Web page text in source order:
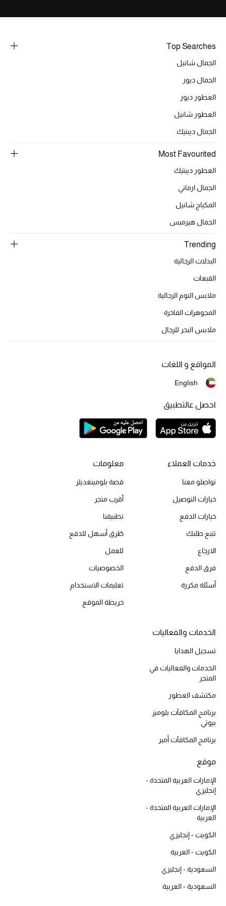
هدايا للجميع
حصريات
الجمال
مستلزمات المنزل
تعكس توتيمي فن الأناقة السهلة بقطع أساسية راقية
مصممة لتدوم وتتجاوز صيحات الموسم
Top Searches
الجمال شانيل
الجمال ديور
العطور ديور
العطور شانيل
الجمال ديبتيك
Most Favourited
العطور ديبتيك
الجمال ارماني
المكياج شانيل
الجمال هيرميس
Trending
البدلات الرجالية
القبعات
ملابس النوم الرجالية
المجوهرات الفاخرة
ملابس البحر للرجال
خدمات العملاء
تواصلو معنا
خيارات التوصيل
خيارات الدفع
تتبع طلبك
الارجاع
فرق الدفع
أسئلة مكررة
معلومات
قصة بلومينغديلز
أقرب متجر
تطبيقنا
طُرق أسهل للدفع
للعمل
الخصوصيات
تعليمات الاستخدام
خريطة الموقع
الخدمات والفعاليات
تسجيل الهدايا
الخدمات والفعاليات في
المتجر
مكتشف العطور
برنامج المكافآت بلوميز
بيوتي
برنامج المكافآت أمبر
موقع
الإمارات العربية المتحدة -
إنجليزي
الإمارات العربية المتحدة -
العربية
الكويت - إنجليزي
الكويت - العربية
السعودية - إنجليزي
السعودية - العربية
المواقع و اللغات
English
احصل عالتطبيق